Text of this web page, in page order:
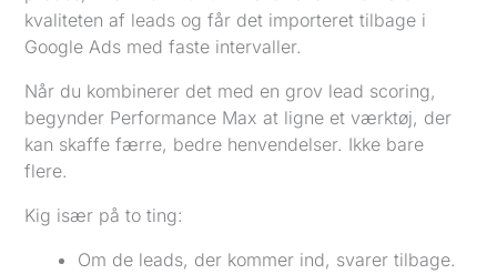
kvaliteten af leads og får det importeret tilbage i
Google Ads med faste intervaller.
Når du kombinerer det med en grov lead scoring,
begynder Performance Max at ligne et værktøj, der
kan skaffe færre, bedre henvendelser. Ikke bare
flere.
Kig især på to ting:
Om de leads, der kommer ind, svarer tilbage.